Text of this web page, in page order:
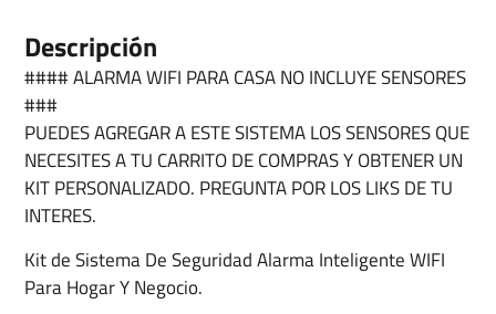
Descripción
#### ALARMA WIFI PARA CASA NO INCLUYE SENSORES
###
PUEDES AGREGAR A ESTE SISTEMA LOS SENSORES QUE
NECESITES A TU CARRITO DE COMPRAS Y OBTENER UN
KIT PERSONALIZADO. PREGUNTA POR LOS LIKS DE TU
INTERES.
Kit de Sistema De Seguridad Alarma Inteligente WIFI
Para Hogar Y Negocio.